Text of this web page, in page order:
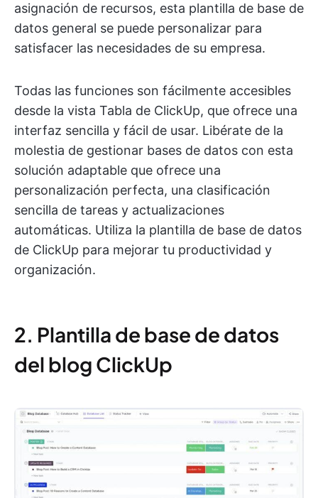
asignación de recursos, esta plantilla de base de
datos general se puede personalizar para
satisfacer las necesidades de su empresa.
Todas las funciones son fácilmente accesibles
desde la vista Tabla de ClickUp, que ofrece una
interfaz sencilla y fácil de usar. Libérate de la
molestia de gestionar bases de datos con esta
solución adaptable que ofrece una
personalización perfecta, una clasificación
sencilla de tareas y actualizaciones
automáticas. Utiliza la plantilla de base de datos
de ClickUp para mejorar tu productividad y
organización.
2. Plantilla de base de datos
del blog ClickUp